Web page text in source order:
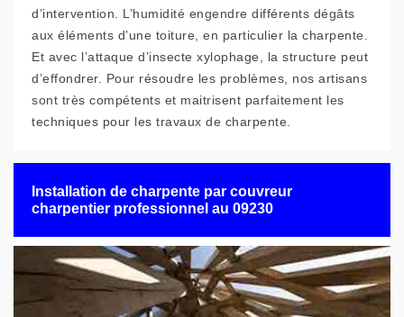
d’intervention. L’humidité engendre différents dégâts
aux éléments d’une toiture, en particulier la charpente.
Et avec l’attaque d’insecte xylophage, la structure peut
d’effondrer. Pour résoudre les problèmes, nos artisans
sont très compétents et maitrisent parfaitement les
techniques pour les travaux de charpente.
Installation de charpente par couvreur
charpentier professionnel au 09230